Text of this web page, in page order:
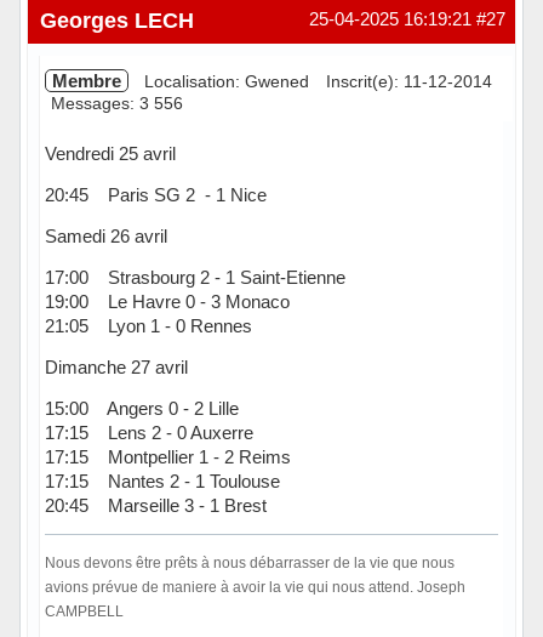
Hors ligne #27
25-04-2025 16:19:21
Georges LECH
Membre Localisation: Gwened
Inscrit(e): 11-12-2014
Messages: 3 556
Vendredi 25 avril
20:45 Paris SG 2 - 1 Nice
Samedi 26 avril
17:00 Strasbourg 2 - 1 Saint-Etienne
19:00 Le Havre 0 - 3 Monaco
21:05 Lyon 1 - 0 Rennes
Dimanche 27 avril
15:00 Angers 0 - 2 Lille
17:15 Lens 2 - 0 Auxerre
17:15 Montpellier 1 - 2 Reims
17:15 Nantes 2 - 1 Toulouse
20:45 Marseille 3 - 1 Brest
Nous devons être prêts à nous débarrasser de la vie que nous
avions prévue de maniere à avoir la vie qui nous attend. Joseph
CAMPBELL